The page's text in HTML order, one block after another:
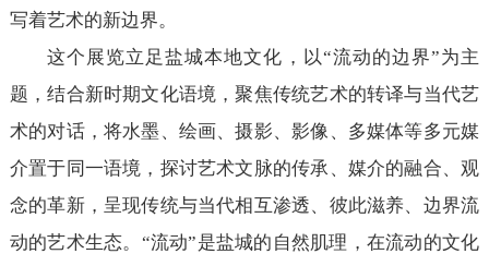
写着艺术的新边界。
这个展览立足盐城本地文化，以“流动的边界”为主
题，结合新时期文化语境，聚焦传统艺术的转译与当代艺
术的对话，将水墨、绘画、摄影、影像、多媒体等多元媒
介置于同一语境，探讨艺术文脉的传承、媒介的融合、观
念的革新，呈现传统与当代相互渗透、彼此滋养、边界流
动的艺术生态。“流动”是盐城的自然肌理，在流动的文化